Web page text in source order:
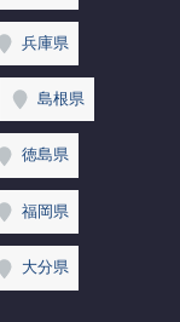
兵庫県
島根県
徳島県
福岡県
大分県